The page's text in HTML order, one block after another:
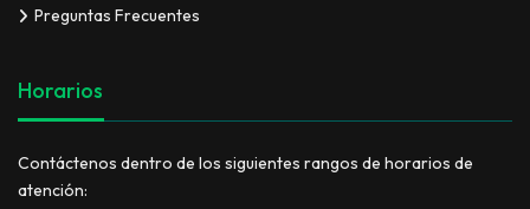
Preguntas Frecuentes
Horarios
Contáctenos dentro de los siguientes rangos de horarios de
atención: